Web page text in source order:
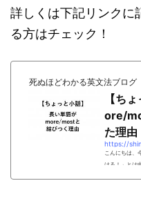
詳しくは下記リンクに
る方はチェック！
死ぬほどわかる英文法ブログ
【ち
ore/
た理由
https://
こんにちは、
ける！」とは